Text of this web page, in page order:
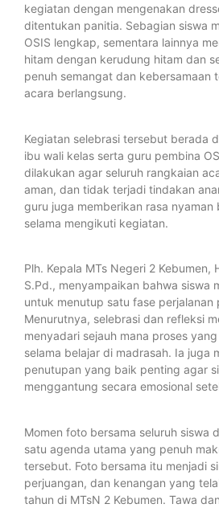
kegiatan dengan mengenakan
ditentukan panitia. Sebagian siswa
OSIS lengkap, sementara lainnya
hitam dengan kerudung hitam dan
penuh semangat dan kebersamaan
acara berlangsung.
Kegiatan selebrasi tersebut berada
ibu wali kelas serta guru pembina
dilakukan agar seluruh rangkaian
aman, dan tidak terjadi tindakan
guru juga memberikan rasa nyaman
selama mengikuti kegiatan.
Plh. Kepala MTs Negeri 2 Kebumen,
S.Pd., menyampaikan bahwa siswa
untuk menutup satu fase perjalanan
Menurutnya, selebrasi dan refleksi
menyadari sejauh mana proses
selama belajar di madrasah. Ia juga
penutupan yang baik penting agar
menggantung secara emosional
Momen foto bersama seluruh siswa
satu agenda utama yang penuh
tersebut. Foto bersama itu menjadi
perjuangan, dan kenangan yang
tahun di MTsN 2 Kebumen. Tawa